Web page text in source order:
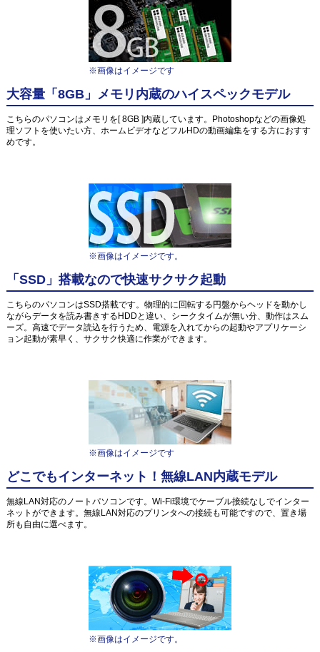
※画像はイメージです
大容量「8GB」メモリ内蔵のハイスペックモデル
こちらのパソコンはメモリを[ 8GB ]内蔵しています。Photoshopなどの画像処
理ソフトを使いたい方、ホームビデオなどフルHDの動画編集をする方におすす
めです。
※画像はイメージです。
「SSD」搭載なので快速サクサク起動
こちらのパソコンはSSD搭載です。物理的に回転する円盤からヘッドを動かし
ながらデータを読み書きするHDDと違い、シークタイムが無い分、動作はスム
ーズ。高速でデータ読込を行うため、電源を入れてからの起動やアプリケーシ
ョン起動が素早く、サクサク快適に作業ができます。
※画像はイメージです
どこでもインターネット！無線LAN内蔵モデル
無線LAN対応のノートパソコンです。Wi-Fi環境でケーブル接続なしでインター
ネットができます。無線LAN対応のプリンタへの接続も可能ですので、置き場
所も自由に選べます。
※画像はイメージです。